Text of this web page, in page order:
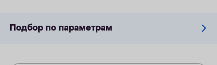
Подбор по параметрам